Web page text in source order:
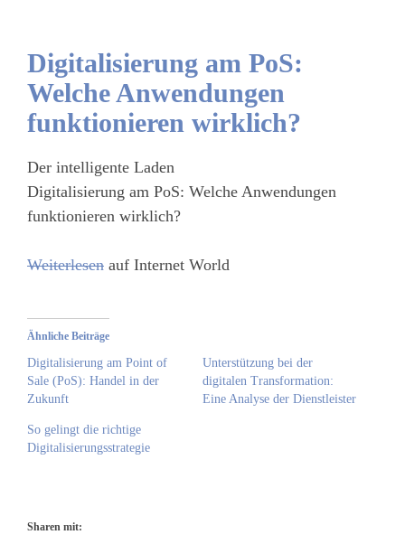
Digitalisierung am PoS:
Welche Anwendungen
funktionieren wirklich?
Der intelligente Laden
Digitalisierung am PoS: Welche Anwendungen
funktionieren wirklich?
Weiterlesen auf Internet World
Ähnliche Beiträge
Digitalisierung am Point of
Sale (PoS): Handel in der
Zukunft
Unterstützung bei der
digitalen Transformation:
Eine Analyse der Dienstleister
So gelingt die richtige
Digitalisierungsstrategie
Sharen mit: